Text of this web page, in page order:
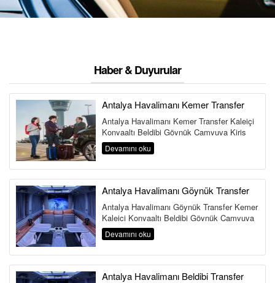
BELEK TRANSFER
ÜYE GİRİŞİ / KAYIT
Haber & Duyurular
Antalya Havalimanı Kemer Transfer
Antalya Havalimanı Kemer Transfer Kaleiçi
Konyaaltı Beldibi Göynük Çamyuva Kiriş
Tekirova &Cced...
Devamını oku
Antalya Havalimanı Göynük Transfer
Antalya Havalimanı Göynük Transfer Kemer
Kaleiçi Konyaaltı Beldibi Göynük Çamyuva
Kir...
Devamını oku
Antalya Havalimanı Beldibi Transfer